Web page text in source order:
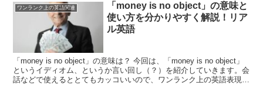
ワンランク上の英語関連
「money is no object」の意味と
使い方を分かりやすく解説！リア
ル英語
「money is no object」の意味は？ 今回は、「money is no object」
というイディオム、というか言い回し（？）を紹介していきます。会
話などで使えるととてもカッコいいので、ワンランク上の英語表現を